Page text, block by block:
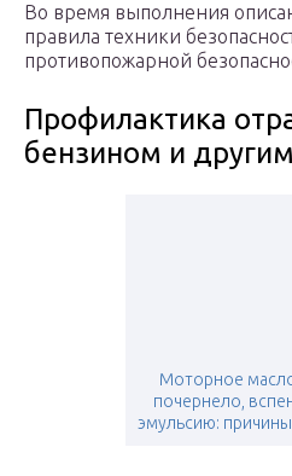
Во время выполнения
правила техники
противопожарной
Профилактика
бензином и
Моторное масло
почернело,
эмульсию: причины